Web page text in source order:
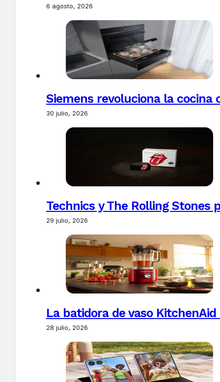
6 agosto, 2026
Siemens revoluciona la
30 julio, 2026
Technics y The Rolling Stones
29 julio, 2026
La batidora de vaso
28 julio, 2026